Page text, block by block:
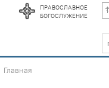
православное
богослужение
Главная